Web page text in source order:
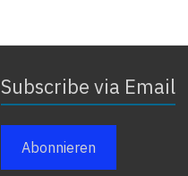
Subscribe via Email
Abonnieren